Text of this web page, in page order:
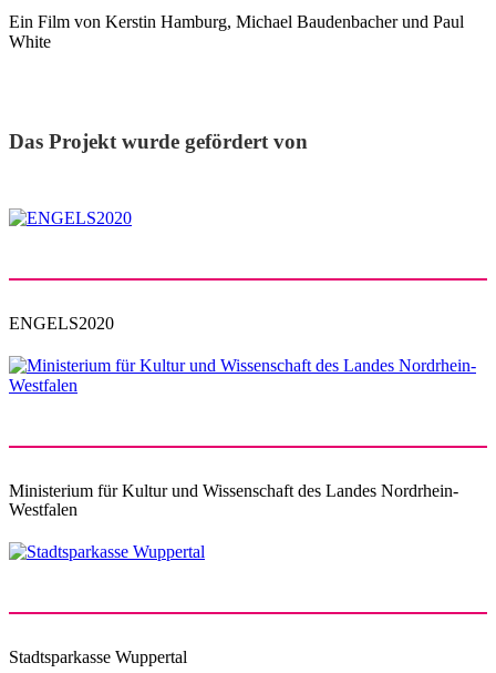
Ein Film von Kerstin Hamburg, Michael Baudenbacher und Paul
White
Das Projekt wurde gefördert von
ENGELS2020
Ministerium für Kultur und Wissenschaft des Landes Nordrhein-
Westfalen
Stadtsparkasse Wuppertal